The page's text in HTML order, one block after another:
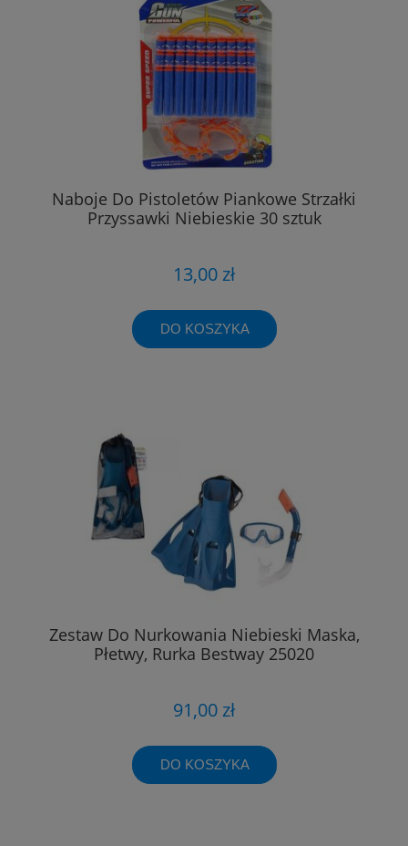
Naboje Do Pistoletów Piankowe Strzałki
Przyssawki Niebieskie 30 sztuk
13,00 zł
DO KOSZYKA
Zestaw Do Nurkowania Niebieski Maska,
Płetwy, Rurka Bestway 25020
91,00 zł
DO KOSZYKA